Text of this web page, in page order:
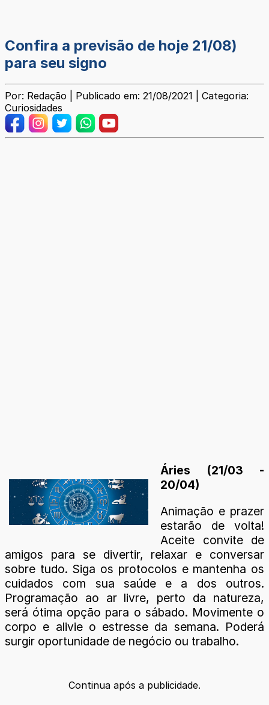
Confira a previsão de hoje 21/08)
para seu signo
Por: Redação | Publicado em: 21/08/2021 | Categoria:
Curiosidades
Áries (21/03 -
20/04)
Animação e prazer
estarão de volta!
Aceite convite de
amigos para se divertir, relaxar e conversar
sobre tudo. Siga os protocolos e mantenha os
cuidados com sua saúde e a dos outros.
Programação ao ar livre, perto da natureza,
será ótima opção para o sábado. Movimente o
corpo e alivie o estresse da semana. Poderá
surgir oportunidade de negócio ou trabalho.
Continua após a publicidade.